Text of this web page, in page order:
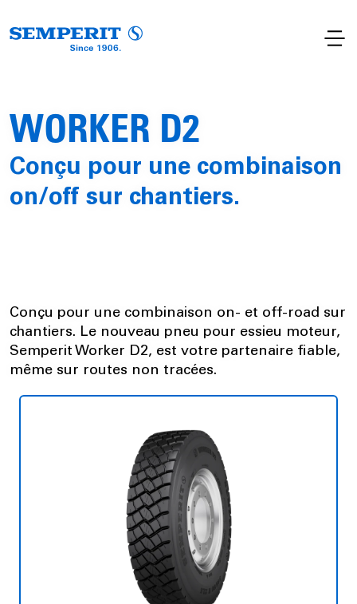
WORKER D2
Conçu pour une combinaison
on/off sur chantiers.
Conçu pour une combinaison on- et off-road sur
chantiers. Le nouveau pneu pour essieu moteur,
Semperit Worker D2, est votre partenaire fiable,
même sur routes non tracées.